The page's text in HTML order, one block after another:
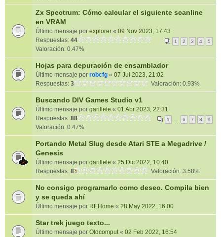
Zx Spectrum: Cómo calcular el siguiente scanline
en VRAM
Último mensaje por explorer « 09 Nov 2023, 17:43
Respuestas: 44 1 2 3 4 5
Valoración: 0.47%
Hojas para depuración de ensamblador
Último mensaje por robcfg « 07 Jul 2023, 21:02
Respuestas: 3 Valoración: 0.93%
Buscando DIV Games Studio v1
Último mensaje por garillete « 01 Abr 2023, 22:31
Respuestas: 88 1 6 7 8 9
Valoración: 0.47%
Portando Metal Slug desde Atari STE a Megadrive /
Genesis
Último mensaje por garillete « 25 Dic 2022, 10:40
Respuestas: 8 Valoración: 3.58%
No consigo programarlo como deseo. Compila bien
y se queda ahí
Último mensaje por REHome « 28 May 2022, 16:00
Star trek juego texto...
Último mensaje por Oldcomput« 02 Feb 2022, 16:54